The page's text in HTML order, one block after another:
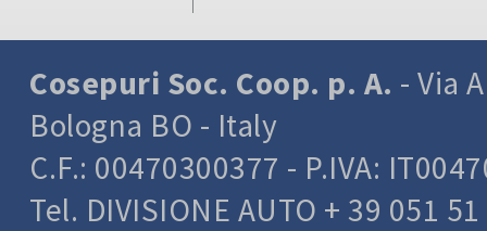
Cosepuri Soc. Coop. p. A. - Via
Bologna BO - Italy
C.F.: 00470300377 - P.IVA:
Tel. DIVISIONE AUTO + 39 051